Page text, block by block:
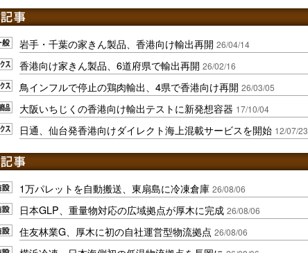
岩手・千葉の家きん製品、香港向け輸出再開 26/04/14
香港向け家きん製品、6道府県で輸出再開 26/02/16
鳥インフルで停止の鶏肉輸出、4県で香港向け再開 26/03/05
大阪いちじくの香港向け輸出テストに新発想容器 17/10/04
日通、仙台発香港向けダイレクト海上混載サービスを開始 12/07/23
1万パレットを自動搬送、東扇島に冷凍倉庫 26/08/06
日本GLP、重量物対応の広域拠点が厚木に完成 26/08/06
住友林業G、厚木に初の自社運営型物流拠点 26/08/06